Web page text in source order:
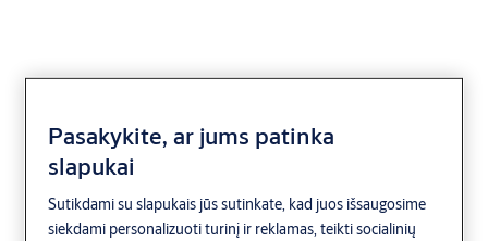
Užlaikymo atvėrus
funkcija 128
Pasakykite, ar jums patinka
slapukai
Sutikdami su slapukais jūs sutinkate, kad juos išsaugosime
siekdami personalizuoti turinį ir reklamas, teikti socialinių